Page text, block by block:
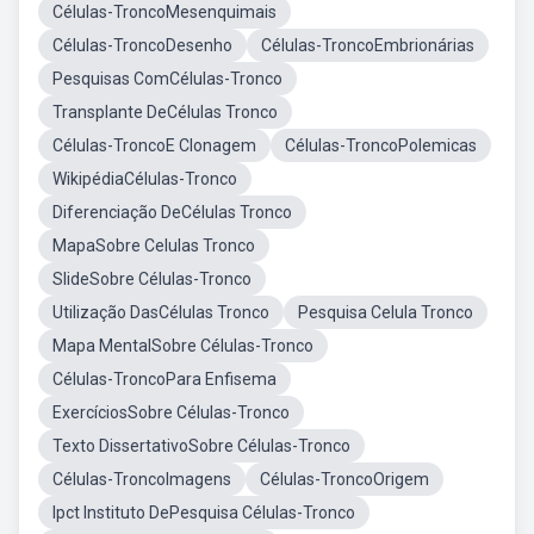
Células-TroncoMesenquimais
Células-TroncoDesenho
Células-TroncoEmbrionárias
Pesquisas ComCélulas-Tronco
Transplante DeCélulas Tronco
Células-TroncoE Clonagem
Células-TroncoPolemicas
WikipédiaCélulas-Tronco
Diferenciação DeCélulas Tronco
MapaSobre Celulas Tronco
SlideSobre Células-Tronco
Utilização DasCélulas Tronco
Pesquisa Celula Tronco
Mapa MentalSobre Células-Tronco
Células-TroncoPara Enfisema
ExercíciosSobre Células-Tronco
Texto DissertativoSobre Células-Tronco
Células-TroncoImagens
Células-TroncoOrigem
Ipct Instituto DePesquisa Células-Tronco